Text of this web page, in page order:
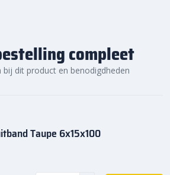
compleet
dit product en benodigdheden
Taupe 6x15x100